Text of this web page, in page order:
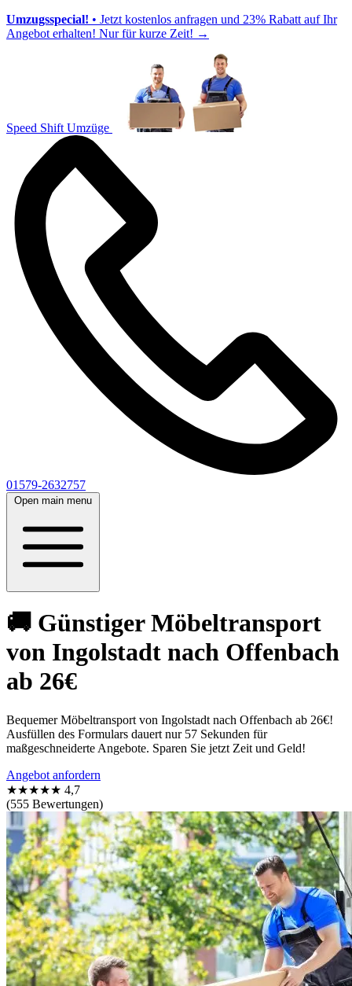
Umzugsspecial! • Jetzt kostenlos anfragen und 23% Rabatt auf Ihr
Angebot erhalten! Nur für kurze Zeit! →
Speed Shift Umzüge
01579-2632757
Open main menu
🚚 Günstiger Möbeltransport
von Ingolstadt nach Offenbach
ab 26€
Bequemer Möbeltransport von Ingolstadt nach Offenbach ab 26€!
Ausfüllen des Formulars dauert nur 57 Sekunden für
maßgeschneiderte Angebote. Sparen Sie jetzt Zeit und Geld!
Angebot anfordern
★★★★★ 4,7
(555 Bewertungen)